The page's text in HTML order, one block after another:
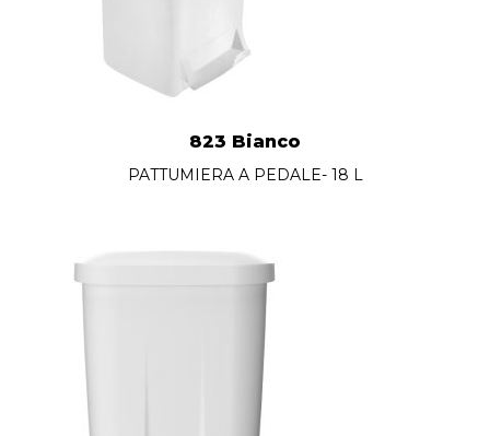
823 Bianco
PATTUMIERA A PEDALE- 18 L